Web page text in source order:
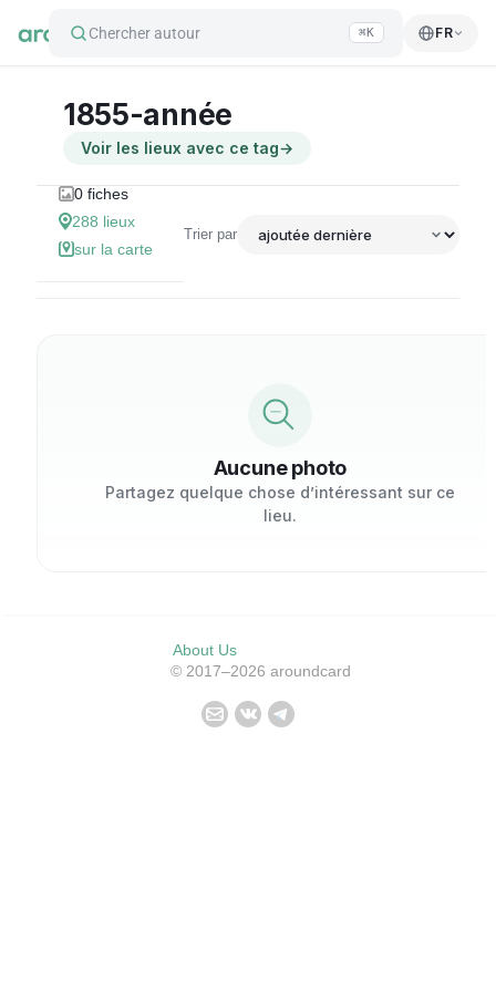
Chercher autour ⌘K FR
1855-année
Voir les lieux avec ce tag→
0 fiches
288 lieux
sur la carte
Trier par
Aucune photo
Partagez quelque chose d’intéressant sur ce
lieu.
About Us
© 2017–2026 aroundcard